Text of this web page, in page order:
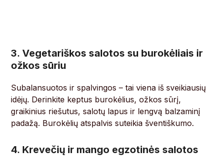
3. Vegetariškos salotos su burokėliais ir
ožkos sūriu
Subalansuotos ir spalvingos – tai viena iš sveikiausių
idėjų. Derinkite keptus burokėlius, ožkos sūrį,
graikinius riešutus, salotų lapus ir lengvą balzaminį
padažą. Burokėlių atspalvis suteikia šventiškumo.
4. Krevečių ir mango egzotinės salotos